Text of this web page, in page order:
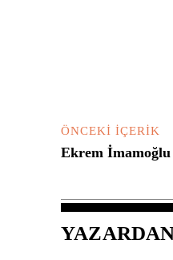
ÖNCEKI İÇERIK
Ekrem